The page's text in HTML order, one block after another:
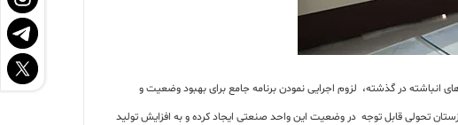
در گذشته، لزوم اجرایی نمودن برنامه‌ جامع برای بهبود وضعیت و
تحولی قابل توجه در وضعیت این واحد صنعتی ایجاد کرده و به افزایش تولید